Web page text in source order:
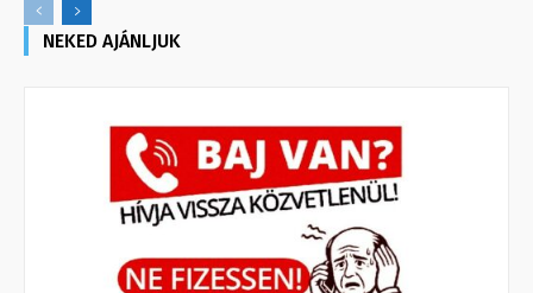
NEKED AJÁNLJUK